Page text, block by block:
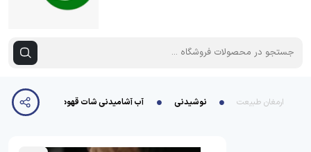
ارمغان طبیعت نوشیدنی آب آشامیدنی شات قهوه ی 200سی سی لاکچر ی تاج سو